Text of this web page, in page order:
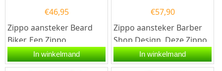
€46,95
Zippo aansteker Beard
Biker. Een Zippo
aansteker is een
kwalitatief
In winkelmand
€57,90
Zippo aansteker Barber
Shop Design. Deze Zippo
aansteker heeft een
Zwarte...
In winkelmand